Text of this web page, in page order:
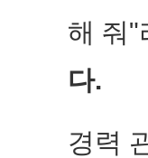
해 줘"
다.
경력